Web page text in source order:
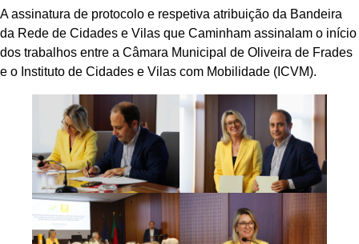
A assinatura de protocolo e respetiva atribuição da Bandeira
da Rede de Cidades e Vilas que Caminham assinalam o início
dos trabalhos entre a Câmara Municipal de Oliveira de Frades
e o Instituto de Cidades e Vilas com Mobilidade (ICVM).